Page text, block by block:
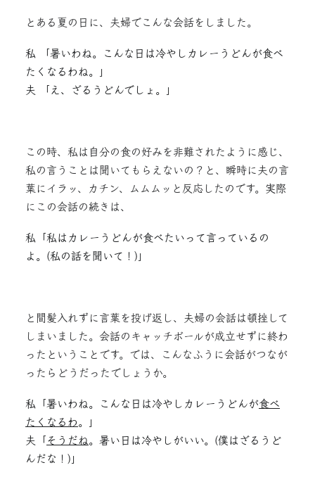
とある夏の日に、夫婦でこんな会話をしました。
私 「暑いわね。こんな日は冷やしカレーうどんが食べ
たくなるわね。」
夫 「え、ざるうどんでしょ。」
この時、私は自分の食の好みを非難されたように感じ、
私の言うことは聞いてもらえないの？と、瞬時に夫の言
葉にイラッ、カチン、ムムムッと反応したのです。実際
にこの会話の続きは、
私「私はカレーうどんが食べたいって言っているの
よ。(私の話を聞いて！)」
と間髪入れずに言葉を投げ返し、夫婦の会話は頓挫して
しまいました。会話のキャッチボールが成立せずに終わ
ったということです。では、こんなふうに会話がつなが
ったらどうだったでしょうか。
私「暑いわね。こんな日は冷やしカレーうどんが食べ
たくなるわ 。」
夫「 そうだね 。暑い日は冷やしがいい。(僕はざるうど
んだな！)」